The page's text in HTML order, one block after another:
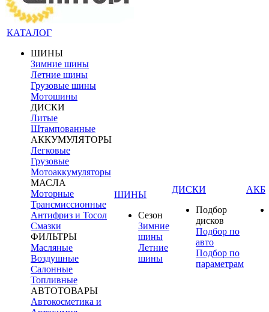
КАТАЛОГ
ШИНЫ
Зимние шины
Летние шины
Грузовые шины
Мотошины
ДИСКИ
Литые
Штампованные
АККУМУЛЯТОРЫ
Легковые
Грузовые
Мотоаккумуляторы
МАСЛА
Моторные
Трансмиссионные
Антифриз и Тосол
Смазки
ФИЛЬТРЫ
Масляные
Воздушные
Салонные
Топливные
АВТОТОВАРЫ
Автокосметика и
ШИНЫ
Сезон
Зимние
шины
Летние
шины
ДИСКИ
Подбор
дисков
Подбор по
авто
Подбор по
параметрам
АКБ